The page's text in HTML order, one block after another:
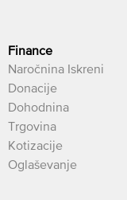
Finance
Naročnina Iskreni
Donacije
Dohodnina
Trgovina
Kotizacije
Oglaševanje